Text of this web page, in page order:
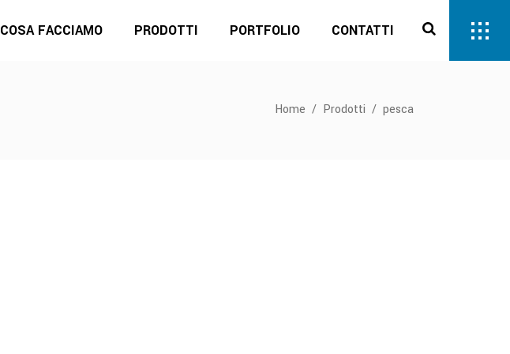
COSA FACCIAMO PRODOTTI PORTFOLIO CONTATTI
Home / Prodotti / pesca